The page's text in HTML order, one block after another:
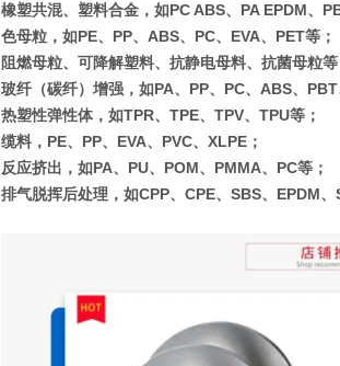
橡塑共混、塑料合金，如PC ABS、PA EPDM、
色母粒，如PE、PP、ABS、PC、EVA、PET等；
阻燃母粒、可降解塑料、抗静电母料、抗菌母粒等
玻纤（碳纤）增强，如PA、PP、PC、ABS、PBT
热塑性弹性体，如TPR、TPE、TPV、TPU等；
缆料，PE、PP、EVA、PVC、XLPE；
反应挤出，如PA、PU、POM、PMMA、PC等；
排气脱挥后处理，如CPP、CPE、SBS、EPDM